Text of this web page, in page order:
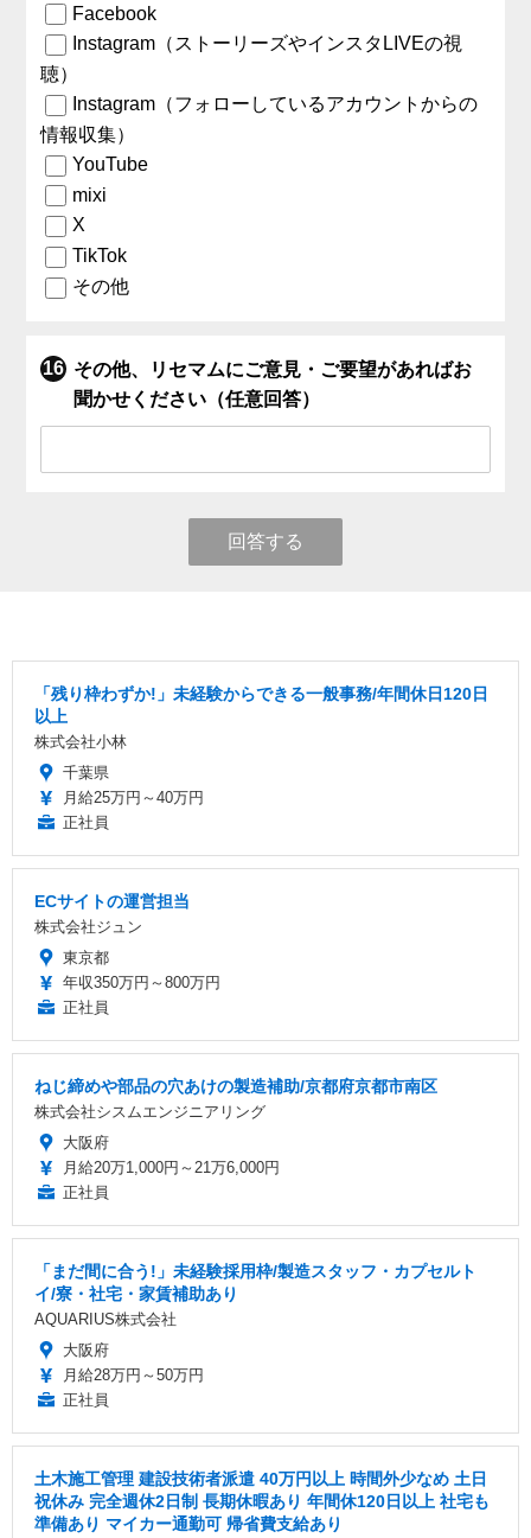
Facebook
Instagram（ストーリーズやインスタLIVEの視
聴）
Instagram（フォローしているアカウントからの
情報収集）
YouTube
mixi
X
TikTok
その他
その他、リセマムにご意見・ご要望があればお
聞かせください（任意回答）
回答する
「残り枠わずか!」未経験からできる一般事務/年間休日120日
以上
株式会社小林
千葉県
月給25万円～40万円
正社員
ECサイトの運営担当
株式会社ジュン
東京都
年収350万円～800万円
正社員
ねじ締めや部品の穴あけの製造補助/京都府京都市南区
株式会社シスムエンジニアリング
大阪府
月給20万1,000円～21万6,000円
正社員
「まだ間に合う!」未経験採用枠/製造スタッフ・カプセルト
イ/寮・社宅・家賃補助あり
AQUARIUS株式会社
大阪府
月給28万円～50万円
正社員
土木施工管理 建設技術者派遣 40万円以上 時間外少なめ 土日
祝休み 完全週休2日制 長期休暇あり 年間休120日以上 社宅も
準備あり マイカー通勤可 帰省費支給あり